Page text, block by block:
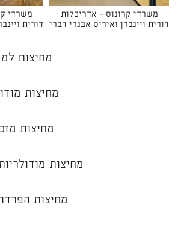
משרדי קרונוס - אדריכלות
דורית ויינברן ואיריס אבנרי דברי
משרדי
דורית
מחיצות
מחיצות
מחיצות
מחיצות
מחיצות